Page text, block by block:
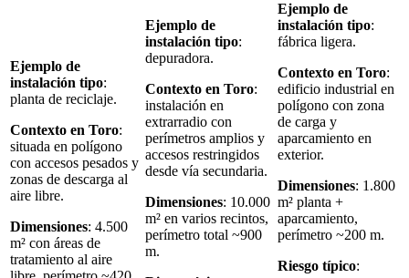
Ejemplo de
instalación tipo:
planta de reciclaje.
Contexto en Toro:
situada en polígono
con accesos pesados y
zonas de descarga al
aire libre.
Dimensiones: 4.500
m² con áreas de
tratamiento al aire
Ejemplo de
instalación tipo:
depuradora.
Contexto en Toro:
instalación en
extrarradio con
perímetros amplios y
accesos restringidos
desde vía secundaria.
Dimensiones: 10.000
m² en varios recintos,
perímetro total ~900
m.
Ejemplo de
instalación tipo:
fábrica ligera.
Contexto en Toro:
edificio industrial en
polígono con zona
de carga y
aparcamiento en
exterior.
Dimensiones: 1.800
m² planta +
aparcamiento,
perímetro ~200 m.
Riesgo típico: